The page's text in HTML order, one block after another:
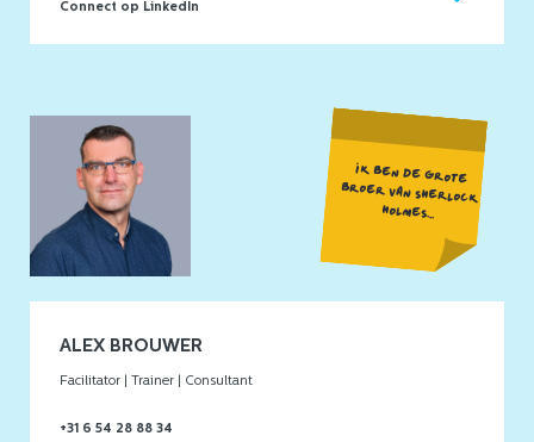
Connect op LinkedIn
ALEX BROUWER
Facilitator | Trainer | Consultant
+31 6 54 28 88 34
IK BEN DE GROTE
BROER VAN SHERLOCK
HOLMES...